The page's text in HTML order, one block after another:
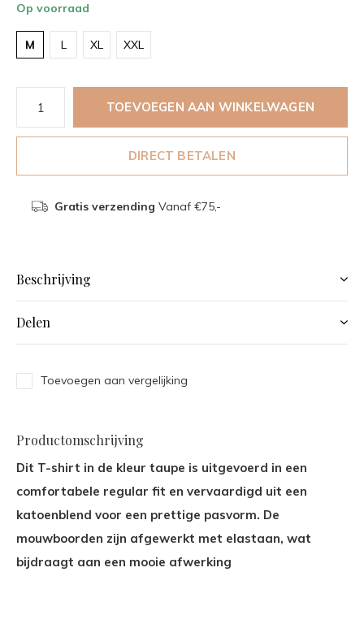
Op voorraad
M L XL XXL
TOEVOEGEN AAN WINKELWAGEN
DIRECT BETALEN
Gratis verzending Vanaf €75,-
Beschrijving
Delen
Toevoegen aan vergelijking
Productomschrijving
Dit T-shirt in de kleur taupe is uitgevoerd in een
comfortabele regular fit en vervaardigd uit een
katoenblend voor een prettige pasvorm. De
mouwboorden zijn afgewerkt met elastaan, wat
bijdraagt aan een mooie afwerking